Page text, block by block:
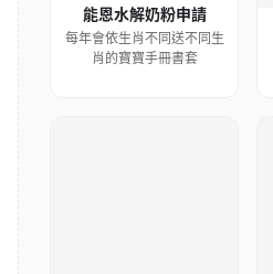
能恩水解奶粉申請
每年會依生肖不同送不同生
肖的寶寶手冊書套